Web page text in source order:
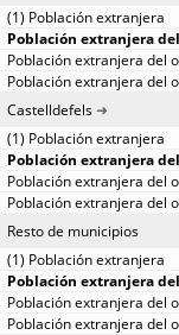
Castelldefels
Resto de municipios